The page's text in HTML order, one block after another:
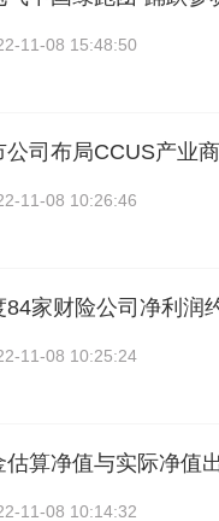
11-08 15:48:50
公司布局CCUS产业
11-08 10:26:46
84家财险公司净利润
11-08 10:25:24
估算净值与实际净值
11-08 10:14:32